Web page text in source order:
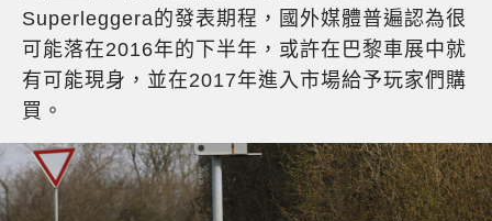
Superleggera的發表期程，國外媒體普遍認為很
可能落在2016年的下半年，或許在巴黎車展中就
有可能現身，並在2017年進入市場給予玩家們購
買。